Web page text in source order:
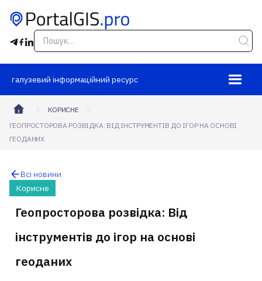
галузевий інформаційний ресурс
КОРИСНЕ
ГЕОПРОСТОРОВА РОЗВІДКА: ВІД ІНСТРУМЕНТІВ ДО ІГОР НА ОСНОВІ
ГЕОДАНИХ
Всі новини
Корисне
Геопросторова розвідка: Від
інструментів до ігор на основі
геоданих